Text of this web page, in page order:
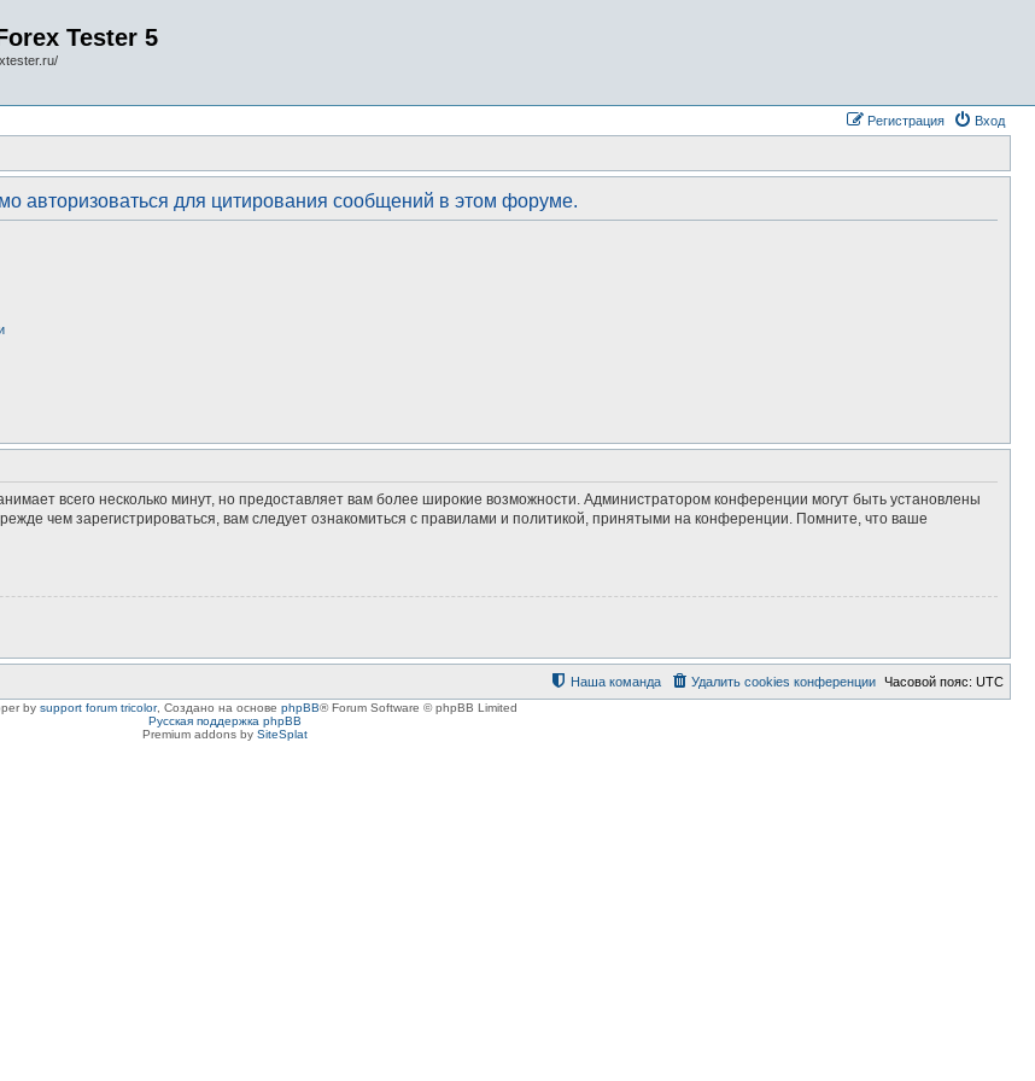
Tester 5
Вход
Регистрация
авторизоваться для цитирования сообщений в этом форуме.
всего несколько минут, но предоставляет вам более широкие возможности. Администратором конференции могут быть установлены
чем зарегистрироваться, вам следует ознакомиться с правилами и политикой, принятыми на конференции. Помните, что ваше
Часовой пояс: UTC
Удалить cookies конференции
Наша команда
by support forum tricolor, Создано на основе phpBB® Forum Software © phpBB Limited
Русская поддержка phpBB
Premium addons by SiteSplat